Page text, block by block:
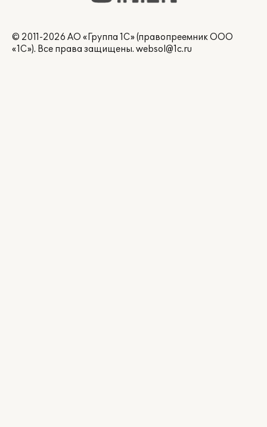
© 2011-2026 АО «Группа 1С» (правопреемник ООО
«1С»). Все права защищены. websol@1c.ru